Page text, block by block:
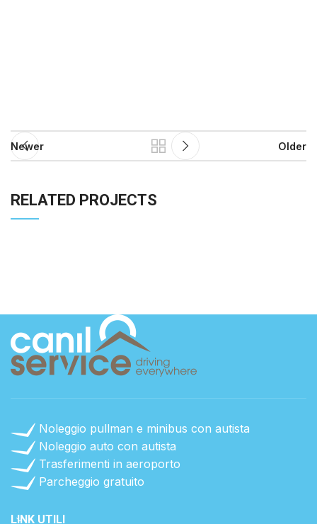
Newer Older
RELATED PROJECTS
Noleggio pullman e minibus con autista
Noleggio auto con autista
Trasferimenti in aeroporto
Parcheggio gratuito
LINK UTILI